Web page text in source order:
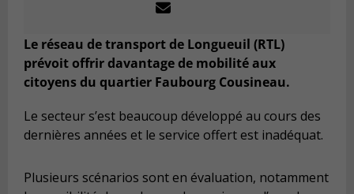
Le réseau de transport de Longueuil (RTL)
prévoit offrir davantage de mobilité aux
citoyens du quartier Faubourg Cousineau.
Le secteur s’est beaucoup développé au cours des
dernières années et le service offert est inadéquat.
Plusieurs scénarios sont en évaluation, notamment